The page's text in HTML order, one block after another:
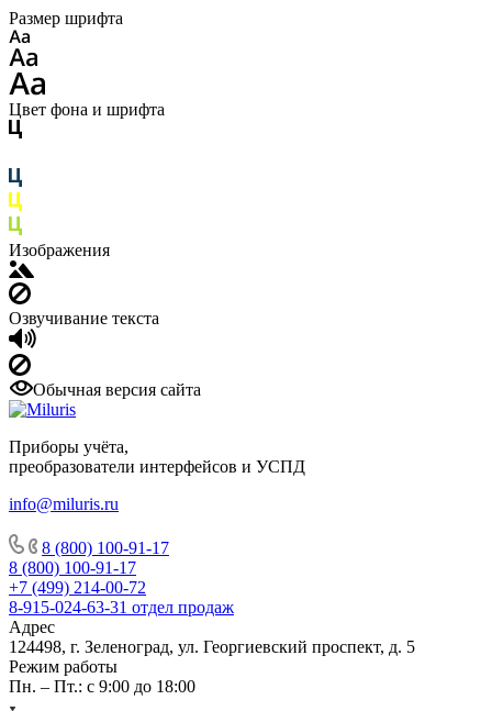
Размер шрифта
Цвет фона и шрифта
Изображения
Озвучивание текста
Обычная версия сайта
Приборы учёта,
преобразователи интерфейсов и УСПД
info@miluris.ru
8 (800) 100-91-17
8 (800) 100-91-17
+7 (499) 214-00-72
8-915-024-63-31 отдел продаж
Адрес
124498, г. Зеленоград, ул. Георгиевский проспект, д. 5
Режим работы
Пн. – Пт.: с 9:00 до 18:00